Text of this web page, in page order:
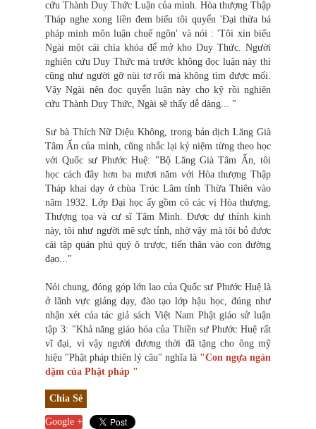
cứu Thành Duy Thức Luận của mình. Hòa thượng Thập
Tháp nghe xong liền đem biếu tôi quyển 'Đại thừa bá
pháp minh môn luận chuế ngôn' và nói : 'Tôi xin biếu
Ngài một cái chìa khóa để mở kho Duy Thức. Người
nghiên cứu Duy Thức mà trước không đọc luận này thì
cũng như người gỡ nùi tơ rối mà không tìm được mối.
Vậy Ngài nên đọc quyển luận này cho kỹ rồi nghiên
cứu Thành Duy Thức, Ngài sẽ thấy dễ dàng... "
Sư bà Thích Nữ Diệu Không, trong bản dịch Lăng Già
Tâm Ấn của mình, cũng nhắc lại kỷ niệm từng theo học
với Quốc sư Phước Huệ: "Bộ Lăng Già Tâm Ấn, tôi
học cách đây hơn ba mươi năm với Hòa thượng Thập
Tháp khai dạy ở chùa Trúc Lâm tỉnh Thừa Thiên vào
năm 1932. Lớp Đại học ấy gồm có các vị Hòa thượng,
Thượng tọa và cư sĩ Tâm Minh. Được dự thính kinh
này, tôi như người mê sực tỉnh, nhờ vậy mà tôi bỏ được
cái tập quán phú quý ô trược, tiến thân vào con đường
đạo..."
Nói chung, đóng góp lớn lao của Quốc sư Phước Huệ là
ở lãnh vực giảng dạy, đào tạo lớp hậu học, đúng như
nhận xét của tác giả sách Việt Nam Phật giáo sử luận
tập 3: "Khả năng giáo hóa của Thiền sư Phước Huệ rất
vĩ đại, vì vậy người đương thời đã tặng cho ông mỹ
hiệu "Phật pháp thiên lý câu" nghĩa là "Con ngựa ngàn
dặm của Phật pháp "
Chia Sẻ
Google +